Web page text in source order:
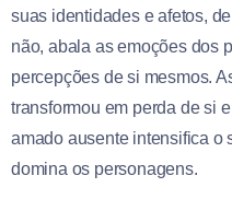
suas identidades e afetos,
não, abala as emoções dos
percepções de si mesmos.
transformou em perda de si
amado ausente intensifica o
domina os personagens.